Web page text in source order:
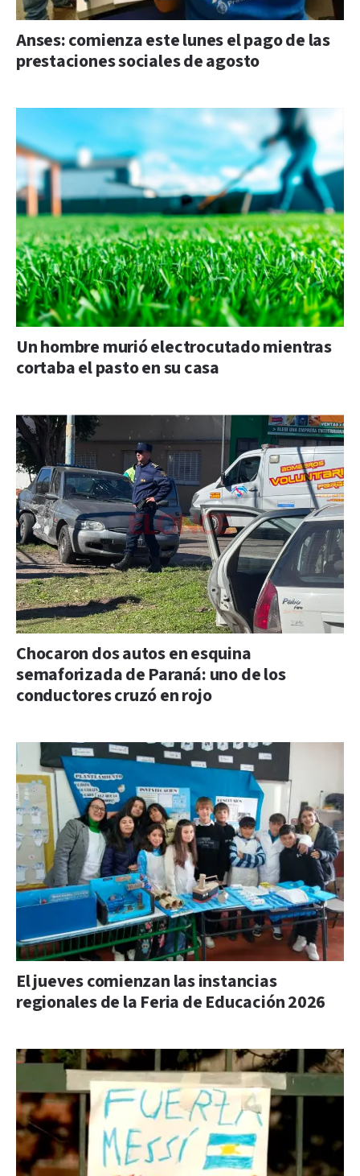
Anses: comienza este lunes el pago de las
prestaciones sociales de agosto
Un hombre murió electrocutado mientras
cortaba el pasto en su casa
Chocaron dos autos en esquina
semaforizada de Paraná: uno de los
conductores cruzó en rojo
El jueves comienzan las instancias
regionales de la Feria de Educación 2026